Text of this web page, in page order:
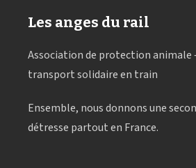
Les anges du rail
Association de protection animale
transport solidaire en train
Ensemble, nous donnons une
détresse partout en France.